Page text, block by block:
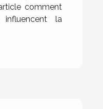
comment
la